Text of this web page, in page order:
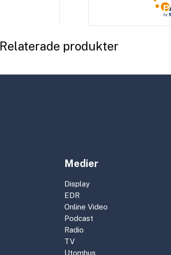
Relaterade produkter
Medier
Display
EDR
Online Video
Podcast
Radio
TV
Utomhus